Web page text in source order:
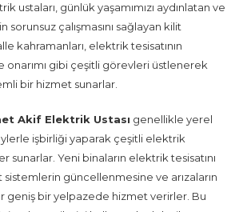
ustaları, günlük yaşamımızı aydınlatan ve
çalışmasını sağlayan kilit
kahramanları, elektrik tesisatının
onarımı gibi çeşitli görevleri üstlenerek
bir hizmet sunarlar.
Akif Elektrik Ustası genellikle yerel
işbirliği yaparak çeşitli elektrik
sunarlar. Yeni binaların elektrik tesisatını
güncellenmesine ve arızaların
geniş bir yelpazede hizmet verirler. Bu